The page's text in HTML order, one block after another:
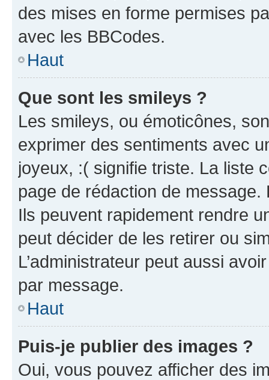
des mises en forme permises
avec les BBCodes.
Haut
Que sont les smileys ?
Les smileys, ou émoticônes,
exprimer des sentiments avec
joyeux, :( signifie triste. La liste
page de rédaction de
Ils peuvent rapidement rendre
peut décider de les retirer ou
L’administrateur peut aussi
par message.
Haut
Puis-je publier des images ?
Oui, vous pouvez afficher des